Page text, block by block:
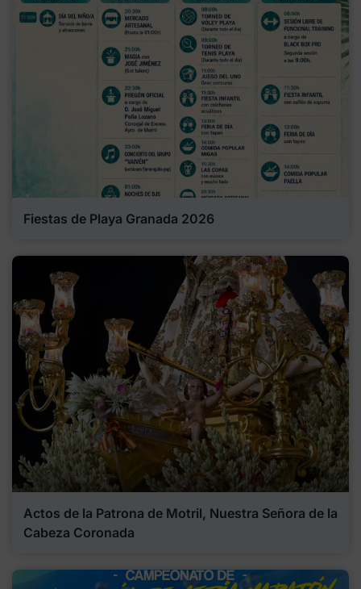
Fiestas de Playa Granada 2026
Actos de la Patrona de Motril, Nuestra Señora de la
Cabeza Coronada